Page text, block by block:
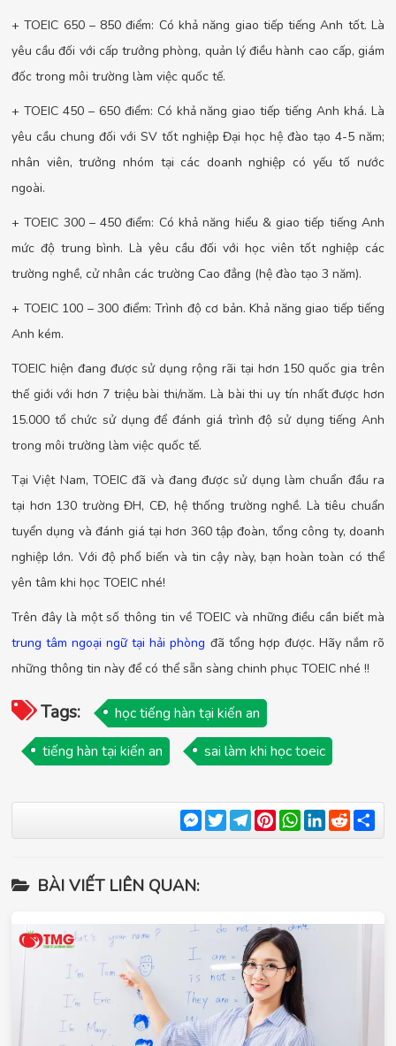
+ TOEIC 650 – 850 điểm: Có khả năng giao tiếp tiếng Anh tốt. Là
yêu cầu đối với cấp trưởng phòng, quản lý điều hành cao cấp, giám
đốc trong môi trường làm việc quốc tế.
+ TOEIC 450 – 650 điểm: Có khả năng giao tiếp tiếng Anh khá. Là
yêu cầu chung đối với SV tốt nghiệp Đại học hệ đào tạo 4-5 năm;
nhân viên, trưởng nhóm tại các doanh nghiệp có yếu tố nước
ngoài.
+ TOEIC 300 – 450 điểm: Có khả năng hiểu & giao tiếp tiếng Anh
mức độ trung bình. Là yêu cầu đối với học viên tốt nghiệp các
trường nghề, cử nhân các trường Cao đẳng (hệ đào tạo 3 năm).
+ TOEIC 100 – 300 điểm: Trình độ cơ bản. Khả năng giao tiếp tiếng
Anh kém.
TOEIC hiện đang được sử dụng rộng rãi tại hơn 150 quốc gia trên
thế giới với hơn 7 triệu bài thi/năm. Là bài thi uy tín nhất được hơn
15.000 tổ chức sử dụng để đánh giá trình độ sử dụng tiếng Anh
trong môi trường làm việc quốc tế.
Tại Việt Nam, TOEIC đã và đang được sử dụng làm chuẩn đầu ra
tại hơn 130 trường ĐH, CĐ, hệ thống trường nghề. Là tiêu chuẩn
tuyển dụng và đánh giá tại hơn 360 tập đoàn, tổng công ty, doanh
nghiệp lớn. Với độ phổ biến và tin cậy này, bạn hoàn toàn có thể
yên tâm khi học TOEIC nhé!
Trên đây là một số thông tin về TOEIC và những điều cần biết mà
trung tâm ngoại ngữ tại hải phòng đã tổng hợp được. Hãy nắm rõ
những thông tin này để có thể sẵn sàng chinh phục TOEIC nhé !!
Tags:
học tiếng hàn tại kiến an
tiếng hàn tại kiến an
sai làm khi học toeic
Messenger
TwitterTelegram
Pinterest
WhatsApp
LinkedIn
Reddit
BÀI VIẾT LIÊN QUAN: